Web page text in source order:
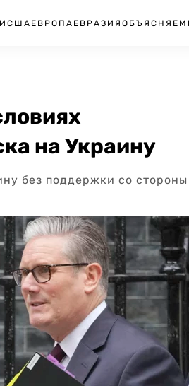
США ЕВРОПА ЕВРАЗИЯ ОБЪЯСНЯЕМ
на Украину
без поддержки со стороны